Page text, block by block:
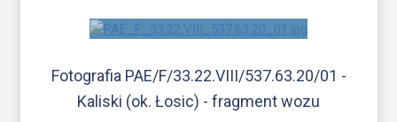
Fotografia PAE/F/33.22.VIII/537.63.20/01 -
Kaliski (ok. Łosic) - fragment wozu